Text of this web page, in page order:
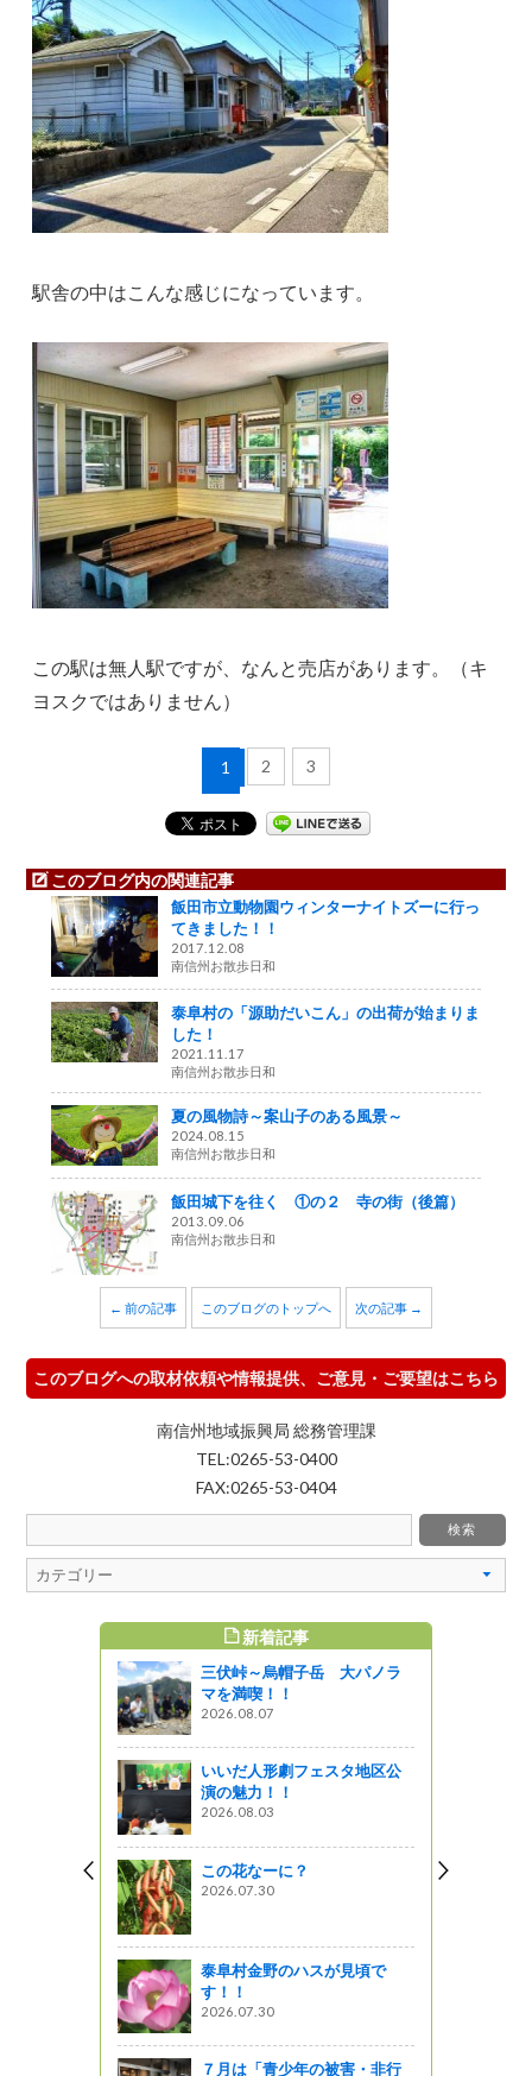
駅舎の中はこんな感じになっています。
この駅は無人駅ですが、なんと売店があります。（キ
ヨスクではありません）
1 2 3
このブログ内の関連記事
飯田市立動物園ウィンターナイトズーに行っ
てきました！！
2017.12.08
南信州お散歩日和
泰阜村の「源助だいこん」の出荷が始まりま
した！
2021.11.17
南信州お散歩日和
夏の風物詩～案山子のある風景～
2024.08.15
南信州お散歩日和
飯田城下を往く ①の２ 寺の街（後篇）
2013.09.06
南信州お散歩日和
← 前の記事 このブログのトップへ 次の記事 →
このブログへの取材依頼や情報提供、ご意見・ご要望はこちら
南信州地域振興局 総務管理課
TEL:0265-53-0400
FAX:0265-53-0404
新着記事
三伏峠～烏帽子岳 大パノラ
マを満喫！！
2026.08.07
いいだ人形劇フェスタ地区公
演の魅力！！
2026.08.03
この花なーに？
2026.07.30
泰阜村金野のハスが見頃で
す！！
2026.07.30
７月は「青少年の被害・非行